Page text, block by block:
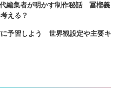
代編集者が明かす制作秘話 冨樫義
える？
予習しよう 世界観設定や主要キ